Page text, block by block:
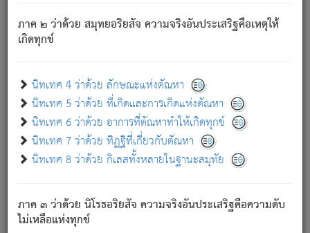
ภาค ๒ ว่าด้วย สมุทยอริยสัจ ความจริงอันประเสริฐคือเหตุให้
เกิดทุกข์
นิทเทศ 4 ว่าด้วย ลักษณะแห่งตัณหา
นิทเทศ 5 ว่าด้วย ที่เกิดและการเกิดแห่งตัณหา
นิทเทศ 6 ว่าด้วย อาการที่ตัณหาทำให้เกิดทุกข์
นิทเทศ 7 ว่าด้วย ทิฏฐิที่เกี่ยวกับตัณหา
นิทเทศ 8 ว่าด้วย กิเลสทั้งหลายในฐานะสมุทัย
ภาค ๓ ว่าด้วย นิโรธอริยสัจ ความจริงอันประเสริฐคือความดับ
ไม่เหลือแห่งทุกข์
อันเป็นไปในที่หรือเวลาทั้งปวง[3]เพื่อความมีแห่งประโยชน์โดย
ประการทั้งปวง; ภพทั้งหลายทั้งหมดนั้น ไม่เที่ยง เป็นทุกข์ มี
ความแปรปรวนเป็นธรรมดา.
อย่างนี้อยู่; เขาย่อมละภวตัณหาได้ และไม่เพลิดเพลินวิภวตัณหา
ด้วย.
ความดับเพราะความสำรอกไม่เหลือ (แห่งภพทั้งหลาย)
เพราะความสิ้นไปแห่งตัณหาโดยประการทั้งปวง นั้นคือ
นิพพาน.
ภพใหม่ย่อมไม่มีแก่ภิกษุนั้น ผู้ดับเย็นสนิทแล้ว เพราะไม่มี
ภิกษุนั้น เป็นผู้ครอบงำมารได้แล้ว ชนะสงครามแล้ว ก้าวล่วง
ภพทั้งหลายทั้งปวงได้แล้ว เป็นผู้คงที่ (คือไม่เปลี่ยนแปลงอีกต่อ